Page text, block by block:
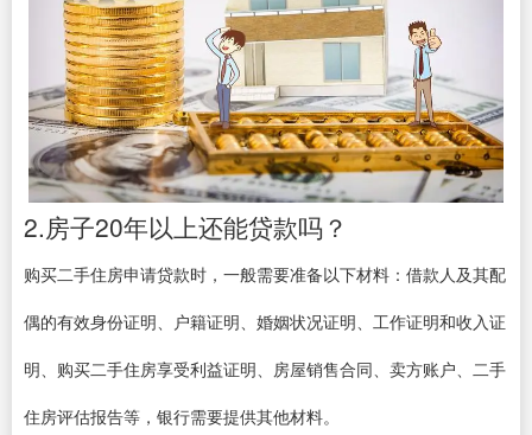
2.房子20年以上还能贷款吗？
购买二手住房申请贷款时，一般需要准备以下材料：借款人及其配
偶的有效身份证明、户籍证明、婚姻状况证明、工作证明和收入证
明、购买二手住房享受利益证明、房屋销售合同、卖方账户、二手
住房评估报告等，银行需要提供其他材料。